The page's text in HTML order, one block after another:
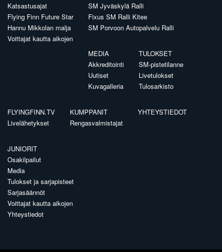
Katsastusajat
Flying Finn Future Star
Hannu Mikkolan malja
Voittajat kautta aikojen
SM Jyväskylä Ralli
Fixus SM Ralli Kitee
SM Porvoon Autopalvelu Ralli
MEDIA
Akkreditointi
Uutiset
Kuvagalleria
TULOKSET
SM-pistetilanne
Livetulokset
Tulosarkisto
FLYINGFINN.TV
Livelähetykset
KUMPPANIT
Rengasvalmistajat
YHTEYSTIEDOT
JUNIORIT
Osakilpailut
Media
Tulokset ja sarjapisteet
Sarjasäännöt
Voittajat kautta aikojen
Yhteystiedot